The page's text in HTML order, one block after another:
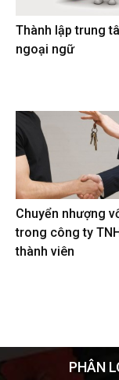
Thành lập trung
ngoại ngữ
Chuyển nhượng
trong công ty
thành viên
PHÂN